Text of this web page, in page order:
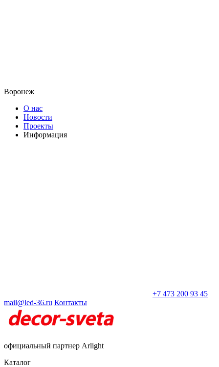
Воронеж
О нас
Новости
Проекты
Информация
+7 473 200 93 45
mail@led-36.ru Контакты
официальный партнер Arlight
Каталог